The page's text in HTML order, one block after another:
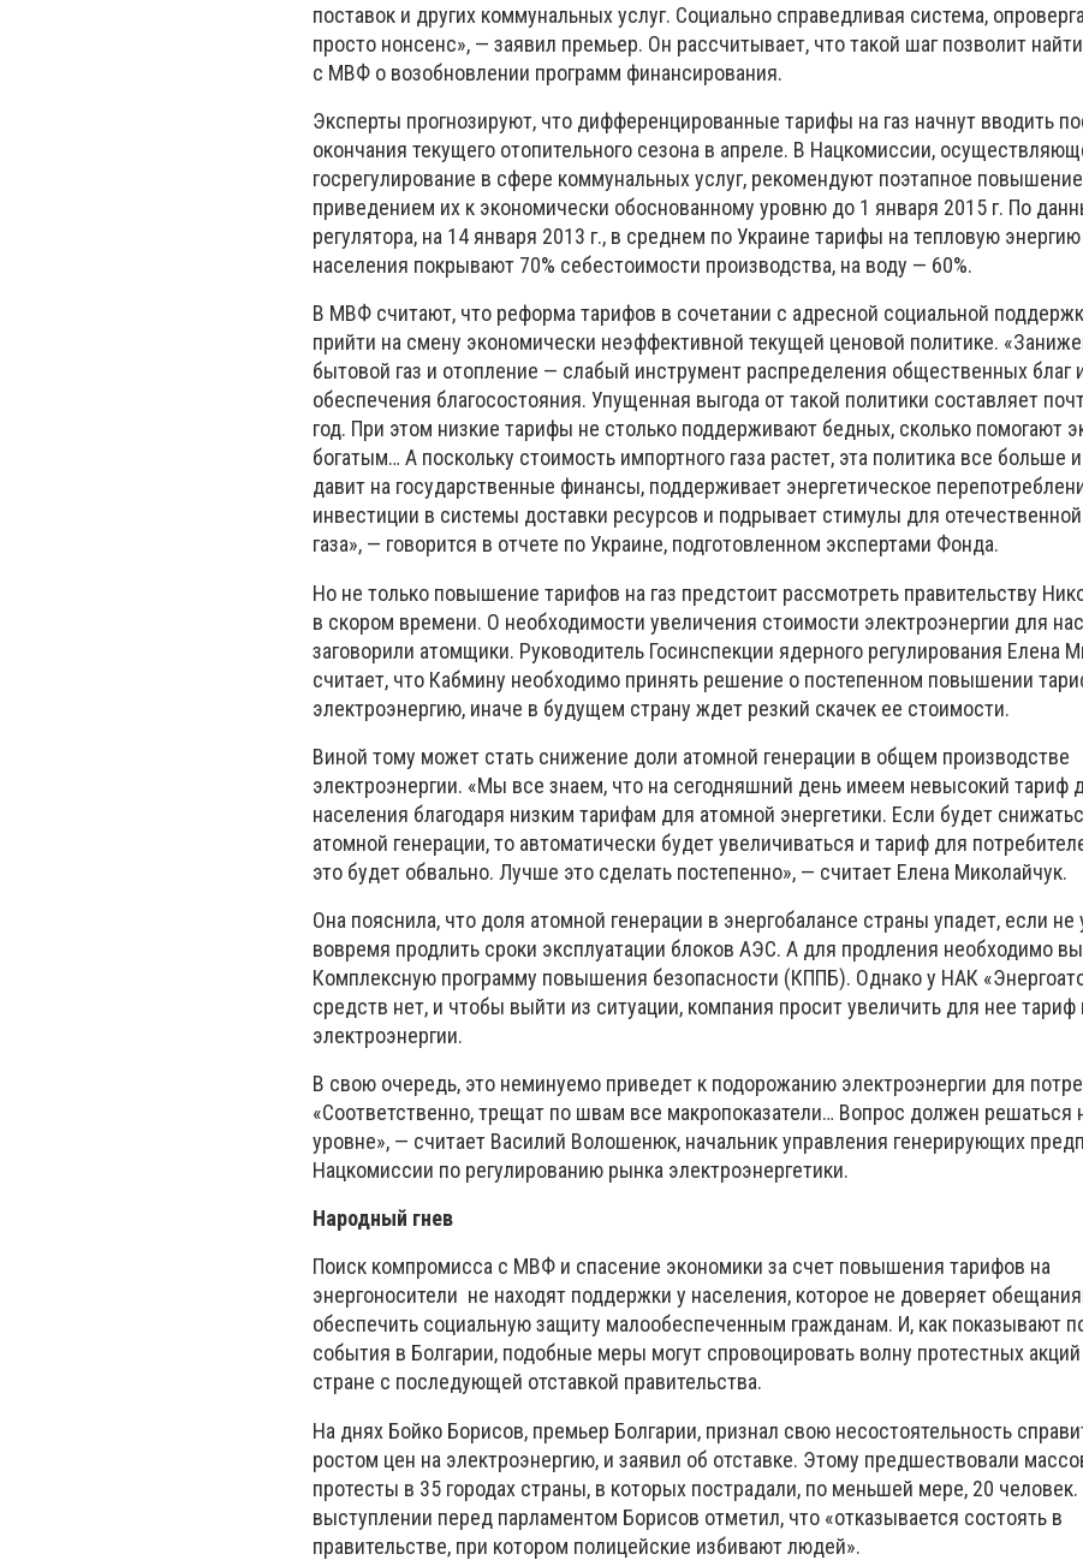
поставок и других коммунальных услуг. Социально справедливая система,
просто нонсенс», — заявил премьер. Он рассчитывает, что такой шаг позволит
с МВФ о возобновлении программ финансирования.
Эксперты прогнозируют, что дифференцированные тарифы на газ начнут вводить
окончания текущего отопительного сезона в апреле. В Нацкомиссии,
госрегулирование в сфере коммунальных услуг, рекомендуют поэтапное
приведением их к экономически обоснованному уровню до 1 января 2015 г. По
регулятора, на 14 января 2013 г., в среднем по Украине тарифы на тепловую
населения покрывают 70% себестоимости производства, на воду — 60%.
В МВФ считают, что реформа тарифов в сочетании с адресной социальной
прийти на смену экономически неэффективной текущей ценовой политике.
бытовой газ и отопление — слабый инструмент распределения общественных благ
обеспечения благосостояния. Упущенная выгода от такой политики составляет
год. При этом низкие тарифы не столько поддерживают бедных, сколько помогают
богатым… А поскольку стоимость импортного газа растет, эта политика все больше
давит на государственные финансы, поддерживает энергетическое
инвестиции в системы доставки ресурсов и подрывает стимулы для
газа», — говорится в отчете по Украине, подготовленном экспертами Фонда.
Но не только повышение тарифов на газ предстоит рассмотреть правительству
в скором времени. О необходимости увеличения стоимости электроэнергии для
заговорили атомщики. Руководитель Госинспекции ядерного регулирования Елена
считает, что Кабмину необходимо принять решение о постепенном повышении
электроэнергию, иначе в будущем страну ждет резкий скачек ее стоимости.
Виной тому может стать снижение доли атомной генерации в общем производстве
электроэнергии. «Мы все знаем, что на сегодняшний день имеем невысокий тариф
населения благодаря низким тарифам для атомной энергетики. Если будет
атомной генерации, то автоматически будет увеличиваться и тариф для
это будет обвально. Лучше это сделать постепенно», — считает Елена Миколайчук.
Она пояснила, что доля атомной генерации в энергобалансе страны упадет, если не
вовремя продлить сроки эксплуатации блоков АЭС. А для продления необходимо
Комплексную программу повышения безопасности (КППБ). Однако у НАК
средств нет, и чтобы выйти из ситуации, компания просит увеличить для нее тариф
электроэнергии.
В свою очередь, это неминуемо приведет к подорожанию электроэнергии для
«Соответственно, трещат по швам все макропоказатели… Вопрос должен
уровне», — считает Василий Волошенюк, начальник управления генерирующих
Нацкомиссии по регулированию рынка электроэнергетики.
Народный гнев
Поиск компромисса с МВФ и спасение экономики за счет повышения тарифов на
энергоносители не находят поддержки у населения, которое не доверяет
обеспечить социальную защиту малообеспеченным гражданам. И, как показывают
события в Болгарии, подобные меры могут спровоцировать волну протестных
стране с последующей отставкой правительства.
На днях Бойко Борисов, премьер Болгарии, признал свою несостоятельность
ростом цен на электроэнергию, и заявил об отставке. Этому предшествовали
протесты в 35 городах страны, в которых пострадали, по меньшей мере, 20 человек.
выступлении перед парламентом Борисов отметил, что «отказывается состоять в
правительстве, при котором полицейские избивают людей».